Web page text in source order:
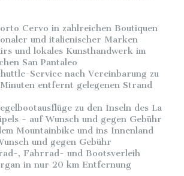
Cervo in zahlreichen Boutiquen
und italienischer Marken
und lokales Kunsthandwerk im
San Pantaleo
Service nach Vereinbarung zu
entfernt gelegenen Strand
zu den Inseln des La
- auf Wunsch und gegen Gebühr
Mountainbike und ins Innenland
und gegen Gebühr
, Fahrrad- und Bootsverleih
in nur 20 km Entfernung